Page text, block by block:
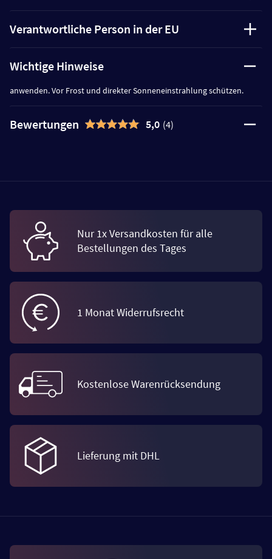
Verantwortliche Person in der EU
Wichtige Hinweise
anwenden. Vor Frost und direkter Sonneneinstrahlung schützen.
Bewertungen 5,0 (4)
Nur 1x Versandkosten für alle
Bestellungen des Tages
1 Monat Widerrufsrecht
Kostenlose Warenrücksendung
Lieferung mit DHL